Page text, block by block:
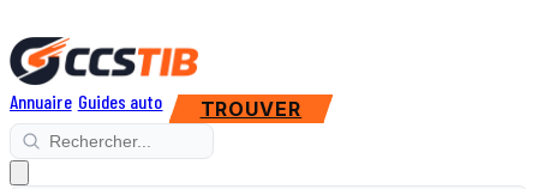
Annuaire Guides auto TROUVER